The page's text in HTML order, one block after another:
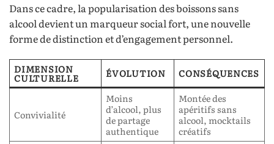
Dans ce cadre, la popularisation des boissons sans
alcool devient un marqueur social fort, une nouvelle
forme de distinction et d’engagement personnel.
DIMENSION
CULTURELLE ÉVOLUTION CONSÉQUENCES
Convivialité
Moins
d’alcool, plus
de partage
authentique
Montée des
apéritifs sans
alcool, mocktails
créatifs